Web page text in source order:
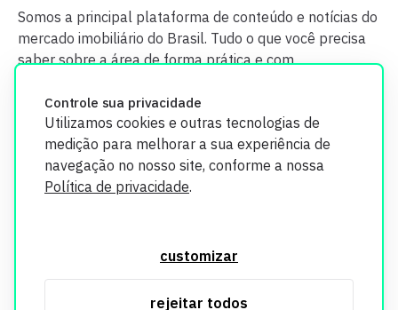
Controle sua privacidade
Utilizamos cookies e outras tecnologias de
medição para melhorar a sua experiência de
navegação no nosso site, conforme a nossa
Política de privacidade.
customizar
rejeitar todos
Somos a principal plataforma de conteúdo e notícias do
mercado imobiliário do Brasil. Tudo o que você precisa
saber sobre a área de forma prática e com
segurança. Todos os dados coletados em nosso site são
utilizados exclusivamente para fins de aprimoramento de
informações, consulte nossa Política de Privacidade.